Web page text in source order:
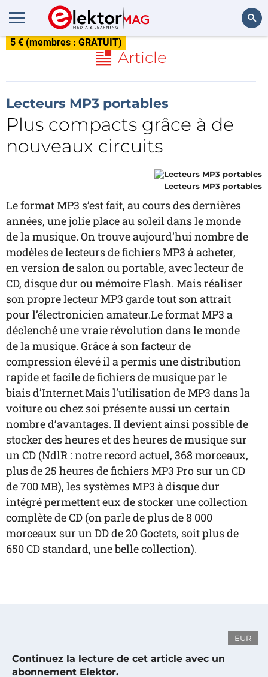
5 € (membres : GRATUIT)
Article
Lecteurs MP3 portables
Plus compacts grâce à de
nouveaux circuits
Lecteurs MP3 portables
Le format MP3 s’est fait, au cours des dernières
années, une jolie place au soleil dans le monde
de la musique. On trouve aujourd’hui nombre de
modèles de lecteurs de fichiers MP3 à acheter,
en version de salon ou portable, avec lecteur de
CD, disque dur ou mémoire Flash. Mais réaliser
son propre lecteur MP3 garde tout son attrait
pour l’électronicien amateur.Le format MP3 a
déclenché une vraie révolution dans le monde
de la musique. Grâce à son facteur de
compression élevé il a permis une distribution
rapide et facile de fichiers de musique par le
biais d’Internet.Mais l’utilisation de MP3 dans la
voiture ou chez soi présente aussi un certain
nombre d’avantages. Il devient ainsi possible de
stocker des heures et des heures de musique sur
un CD (NdlR : notre record actuel, 368 morceaux,
plus de 25 heures de fichiers MP3 Pro sur un CD
de 700 MB), les systèmes MP3 à disque dur
intégré permettent eux de stocker une collection
complète de CD (on parle de plus de 8 000
morceaux sur un DD de 20 Goctets, soit plus de
650 CD standard, une belle collection).
EUR
Continuez la lecture de cet article avec un
abonnement Elektor.